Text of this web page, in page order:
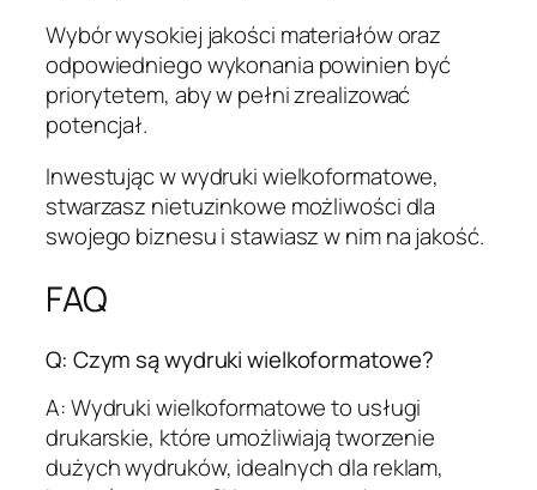
Wybór wysokiej jakości materiałów oraz
odpowiedniego wykonania powinien być
priorytetem, aby w pełni zrealizować
potencjał.
Inwestując w wydruki wielkoformatowe,
stwarzasz nietuzinkowe możliwości dla
swojego biznesu i stawiasz w nim na jakość.
FAQ
Q: Czym są wydruki wielkoformatowe?
A: Wydruki wielkoformatowe to usługi
drukarskie, które umożliwiają tworzenie
dużych wydruków, idealnych dla reklam,